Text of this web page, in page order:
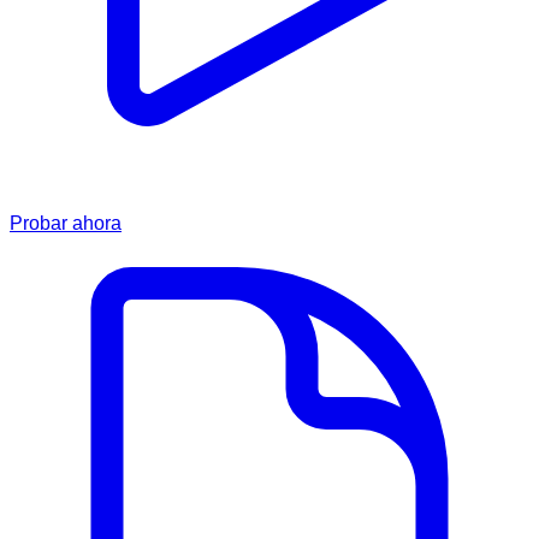
Probar ahora